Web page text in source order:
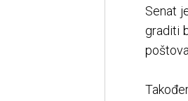
Senat
graditi